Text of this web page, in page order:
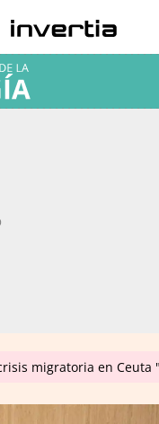
migratoria en Ceuta